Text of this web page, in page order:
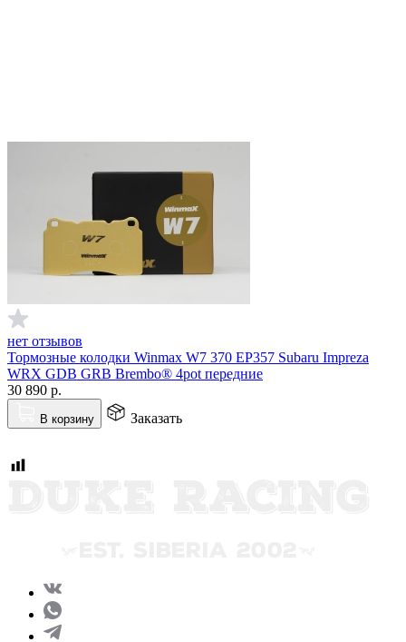
нет отзывов
Тормозные колодки Winmax W7 370 EP357 Subaru Impreza
WRX GDB GRB Brembo® 4pot передние
30 890 р.
В корзину Заказать